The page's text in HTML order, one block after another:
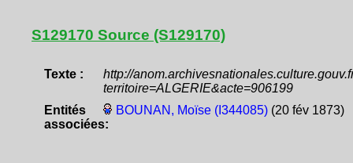
S129170 Source (S129170)
Texte :
http://
territoire=ALGERIE&acte=906199
Entités
associées:
BOUNAN, Moïse (I344085)(20 fév 1873)